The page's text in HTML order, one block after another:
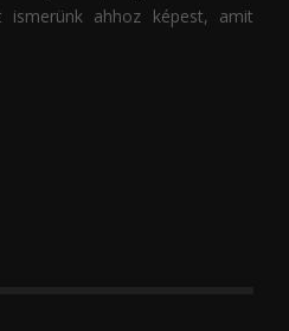
ismerünk ahhoz képest, amit